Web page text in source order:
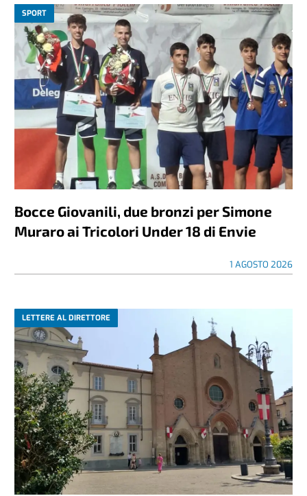
SPORT
Bocce Giovanili, due bronzi per Simone
Muraro ai Tricolori Under 18 di Envie
1 AGOSTO 2026
LETTERE AL DIRETTORE